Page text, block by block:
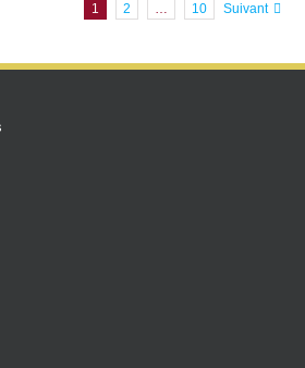
1 2 … 10 Suivant